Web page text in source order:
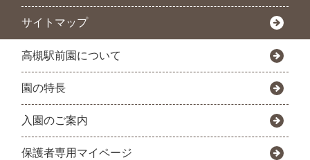
サイトマップ
高槻駅前園について
園の特長
入園のご案内
保護者専用マイページ